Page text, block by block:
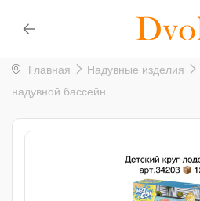
Главная Надувные изделия
надувной бассейн